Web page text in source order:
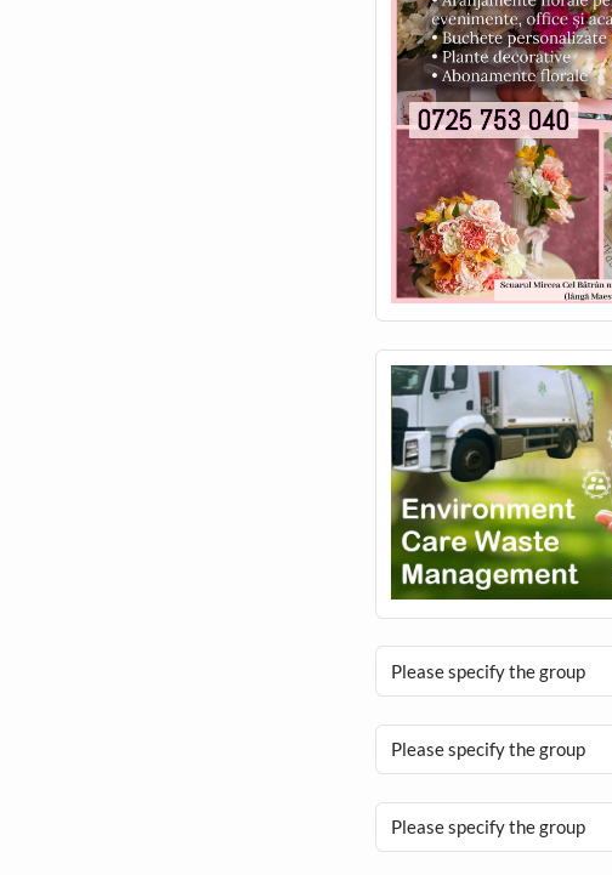
Please specify the group
Please specify the group
Please specify the group